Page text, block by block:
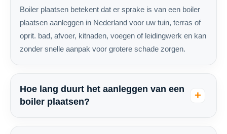
Boiler plaatsen betekent dat er sprake is van een boiler
plaatsen aanleggen in Nederland voor uw tuin, terras of
oprit. bad, afvoer, kitnaden, voegen of leidingwerk en kan
zonder snelle aanpak voor grotere schade zorgen.
Hoe lang duurt het aanleggen van een
boiler plaatsen?